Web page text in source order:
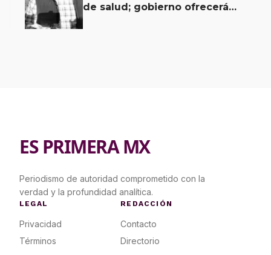
de salud; gobierno ofrecerá
ES PRIMERA MX
Periodismo de autoridad comprometido con la
verdad y la profundidad analítica.
LEGAL
Privacidad
Términos
REDACCIÓN
Contacto
Directorio